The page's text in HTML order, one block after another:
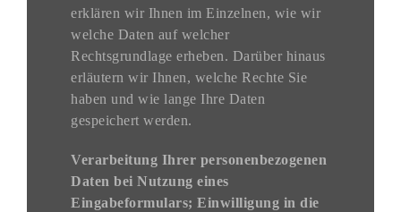
erklären wir Ihnen im Einzelnen, wie wir
welche Daten auf welcher
Rechtsgrundlage erheben. Darüber hinaus
erläutern wir Ihnen, welche Rechte Sie
haben und wie lange Ihre Daten
gespeichert werden.
Verarbeitung Ihrer personenbezogenen
Daten bei Nutzung eines
Eingabeformulars; Einwilligung in die